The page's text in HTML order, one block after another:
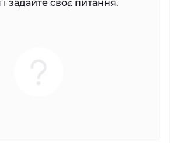
задайте своє питання.